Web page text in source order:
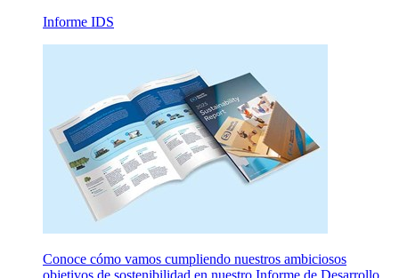
Informe IDS
Conoce cómo vamos cumpliendo nuestros ambiciosos
objetivos de sostenibilidad en nuestro Informe de Desarrollo